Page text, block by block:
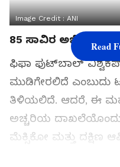
Image Credit :ANI
85 ಸಾವಿರ
ಫಿಫಾ ಫುಟ್‌ಬಾಲ್
ಮುಡಿಗೇರಲಿದೆ ಎಂಬುದು
ತಿಳಿಯಲಿದೆ. ಆದರೆ, ಈ
ಅಚ್ಚರಿಯ
ಮೆಕ್ಸಿಕೋ ಮತ್ತು ದಕ್ಷಿಣ
Read